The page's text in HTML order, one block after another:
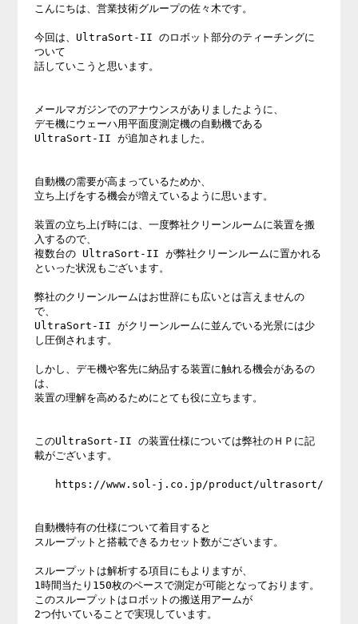
こんにちは、営業技術グループの佐々木です。
今回は、UltraSort-II のロボット部分のティーチングに
ついて
話していこうと思います。
メールマガジンでのアナウンスがありましたように、
デモ機にウェーハ用平面度測定機の自動機である
UltraSort-II が追加されました。
自動機の需要が高まっているためか、
立ち上げをする機会が増えているように思います。
装置の立ち上げ時には、一度弊社クリーンルームに装置を搬
入するので、
複数台の UltraSort-II が弊社クリーンルームに置かれる
といった状況もございます。
弊社のクリーンルームはお世辞にも広いとは言えませんの
で、
UltraSort-II がクリーンルームに並んでいる光景には少
し圧倒されます。
しかし、デモ機や客先に納品する装置に触れる機会があるの
は、
装置の理解を高めるためにとても役に立ちます。
このUltraSort-II の装置仕様については弊社のＨＰに記
載がございます。
https://www.sol-j.co.jp/product/ultrasort/
自動機特有の仕様について着目すると
スループットと搭載できるカセット数がございます。
スループットは解析する項目にもよりますが、
1時間当たり150枚のペースで測定が可能となっております。
このスループットはロボットの搬送用アームが
2つ付いていることで実現しています。